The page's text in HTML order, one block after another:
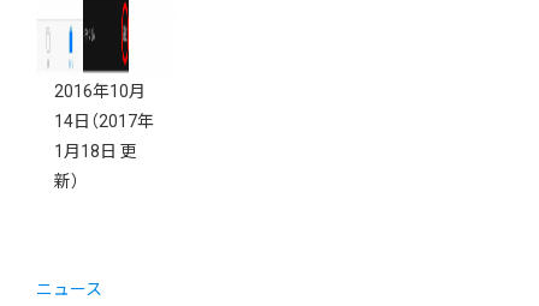
2016年10月
14日 （2017年
1月18日 更
新）
ニュース